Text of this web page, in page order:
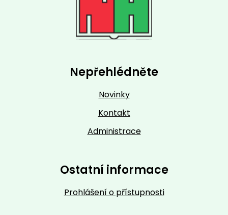
Nepřehlédněte
Novinky
Kontakt
Administrace
Ostatní informace
Prohlášení o přístupnosti